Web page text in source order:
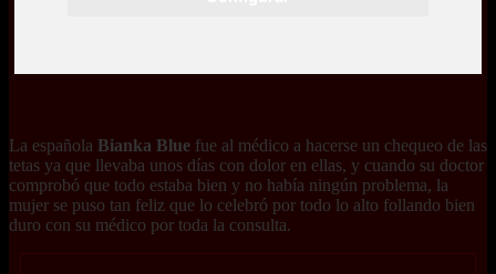
La española Bianka Blue fue al médico a hacerse un chequeo de las
tetas ya que llevaba unos días con dolor en ellas, y cuando su doctor
comprobó que todo estaba bien y no había ningún problema, la
mujer se puso tan feliz que lo celebró por todo lo alto follando bien
duro con su médico por toda la consulta.